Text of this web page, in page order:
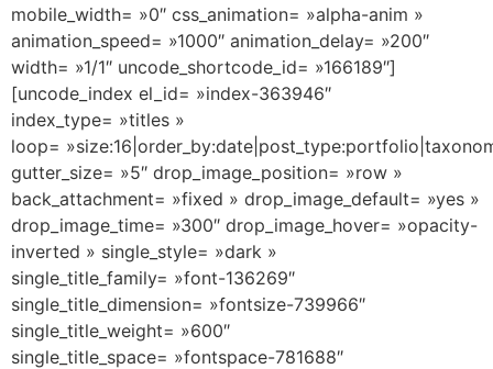
mobile_width= »0″ css_animation= »alpha-anim »
animation_speed= »1000″ animation_delay= »200″
width= »1/1″ uncode_shortcode_id= »166189″]
[uncode_index el_id= »index-363946″
index_type= »titles »
loop=
gutter_size= »5″ drop_image_position= »row »
back_attachment= »fixed » drop_image_default= »yes »
drop_image_time= »300″ drop_image_hover= »opacity-
inverted » single_style= »dark »
single_title_family= »font-136269″
single_title_dimension= »fontsize-739966″
single_title_weight= »600″
single_title_space= »fontspace-781688″